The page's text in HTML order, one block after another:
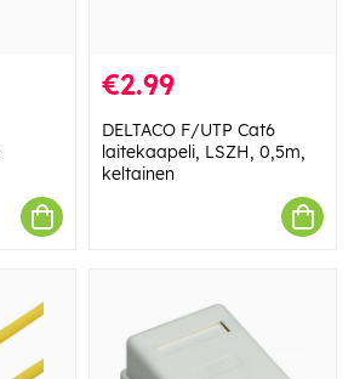
€2.99
DELTACO F/UTP Cat6
laitekaapeli, LSZH, 0,5m,
keltainen